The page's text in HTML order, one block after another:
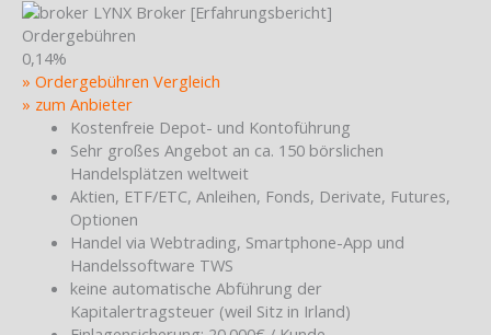
Ordergebühren
0,14%
» Ordergebühren Vergleich
» zum Anbieter
Kostenfreie Depot- und Kontoführung
Sehr großes Angebot an ca. 150 börslichen
Handelsplätzen weltweit
Aktien, ETF/ETC, Anleihen, Fonds, Derivate, Futures,
Optionen
Handel via Webtrading, Smartphone-App und
Handelssoftware TWS
keine automatische Abführung der
Kapitalertragsteuer (weil Sitz in Irland)